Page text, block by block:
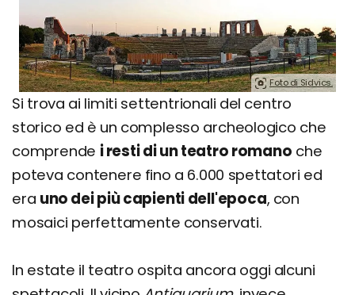
Foto di Sidvics.
Si trova ai limiti settentrionali del centro
storico ed è un complesso archeologico che
comprende i resti di un teatro romano che
poteva contenere fino a 6.000 spettatori ed
era uno dei più capienti dell'epoca, con
mosaici perfettamente conservati.
In estate il teatro ospita ancora oggi alcuni